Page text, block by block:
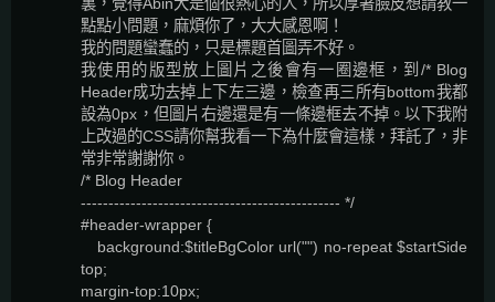
點點小問題，麻煩你了，大大感恩啊！
我的問題蠻蠢的，只是標題首圖弄不好。
我使用的版型放上圖片之後會有一圈邊框，到/* Blog
Header成功去掉上下左三邊，檢查再三所有bottom我都
設為0px，但圖片右邊還是有一條邊框去不掉。以下我附
上改過的CSS請你幫我看一下為什麼會這樣，拜託了，非
常非常謝謝你。
/* Blog Header
----------------------------------------------- */
#header-wrapper {
background:$titleBgColor url("") no-repeat $startSide
top;
margin-top:10px;